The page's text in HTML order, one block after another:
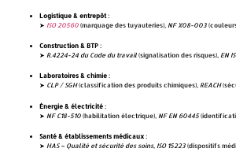
Logistique & entrepôt :
➤ ISO 20560 (marquage des tuyauteries), NF X08-003
Construction & BTP :
➤ R.4224-24 du Code du travail (signalisation des risques), EN
Laboratoires & chimie :
➤ CLP / SGH(classification des produits chimiques), REACH
Énergie & électricité :
➤ NF C18-510 (habilitation électrique), NF EN 60445
Santé & établissements médicaux :
➤ HAS – Qualité et sécurité des soins, ISO 15223 (dispositifs